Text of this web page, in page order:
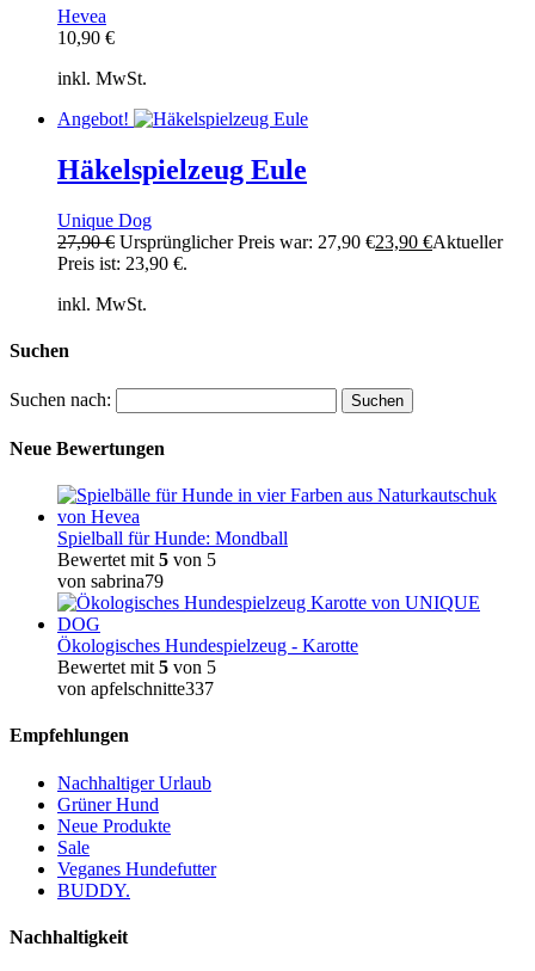
Hevea
10,90 €
inkl. MwSt.
Angebot!
Häkelspielzeug Eule
Unique Dog
27,90€ Ursprünglicher Preis war: 27,90 €23,90 €Aktueller
Preis ist: 23,90 €.
inkl. MwSt.
Suchen
Suchen nach:
Neue Bewertungen
Spielball für Hunde: Mondball
Bewertet mit 5 von 5
von sabrina79
Ökologisches Hundespielzeug - Karotte
Bewertet mit 5 von 5
von apfelschnitte337
Empfehlungen
Nachhaltiger Urlaub
Grüner Hund
Neue Produkte
Sale
Veganes Hundefutter
BUDDY.
Nachhaltigkeit